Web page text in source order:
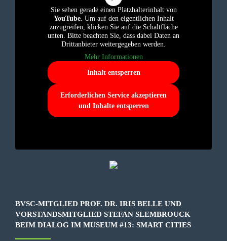
Sie sehen gerade einen Platzhalterinhalt von
YouTube. Um auf den eigentlichen Inhalt
zuzugreifen, klicken Sie auf die Schaltfläche
unten. Bitte beachten Sie, dass dabei Daten an
Drittanbieter weitergegeben werden.
Mehr Informationen
Inhalt entsperren
Erforderlichen Service akzeptieren
und Inhalte entsperren
BVSC-MITGLIED PROF. DR. IRIS BELLE UND
VORSTANDSMITGLIED STEFAN SLEMBROUCK
BEIM DIALOG IM MUSEUM #13: SMART CITIES